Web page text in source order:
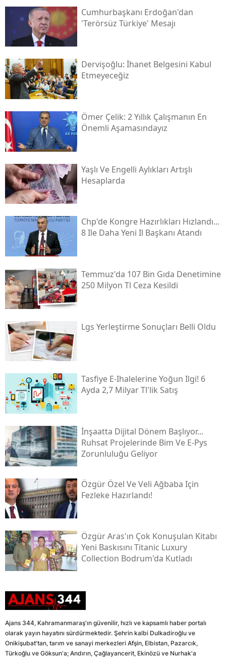
Cumhurbaşkanı Erdoğan'dan
'terörsüz Türkiye' Mesajı
Dervişoğlu: İhanet Belgesini Kabul
Etmeyeceğiz
Ömer Çelik: 2 Yıllık Çalışmanın En
Önemli Aşamasındayız
Yaşlı Ve Engelli Aylıkları Artışlı
Hesaplarda
Chp'de Kongre Hazırlıkları Hızlandı...
8 Ile Daha Yeni Il Başkanı Atandı
Temmuz'da 107 Bin Gıda Denetimine
250 Milyon Tl Ceza Kesildi
Lgs Yerleştirme Sonuçları Belli Oldu
Tasfiye E-Ihalelerine Yoğun Ilgi! 6
Ayda 2,7 Milyar Tl'lik Satış
İnşaatta Dijital Dönem Başlıyor...
Ruhsat Projelerinde Bim Ve E-Pys
Zorunluluğu Geliyor
Özgür Özel Ve Veli Ağbaba Için
Fezleke Hazırlandı!
Özgür Aras'ın Çok Konuşulan Kitabı
Yeni Baskısını Titanic Luxury
Collection Bodrum'da Kutladı
Ajans 344, Kahramanmaraş'ın güvenilir, hızlı ve kapsamlı haber portalı
olarak yayın hayatını sürdürmektedir. Şehrin kalbi Dulkadiroğlu ve
Onikişubat'tan, tarım ve sanayi merkezleri Afşin, Elbistan, Pazarcık,
Türkoğlu ve Göksun'a; Andırın, Çağlayancerit, Ekinözü ve Nurhak'a